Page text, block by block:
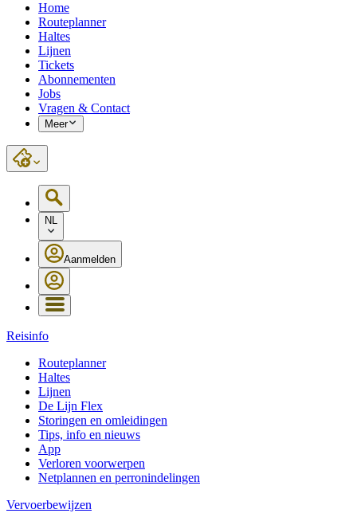
Home
Routeplanner
Haltes
Lijnen
Tickets
Abonnementen
Jobs
Vragen & Contact
Meer
NL
Aanmelden
Reisinfo
Routeplanner
Haltes
Lijnen
De Lijn Flex
Storingen en omleidingen
Tips, info en nieuws
App
Verloren voorwerpen
Netplannen en perronindelingen
Vervoerbewijzen